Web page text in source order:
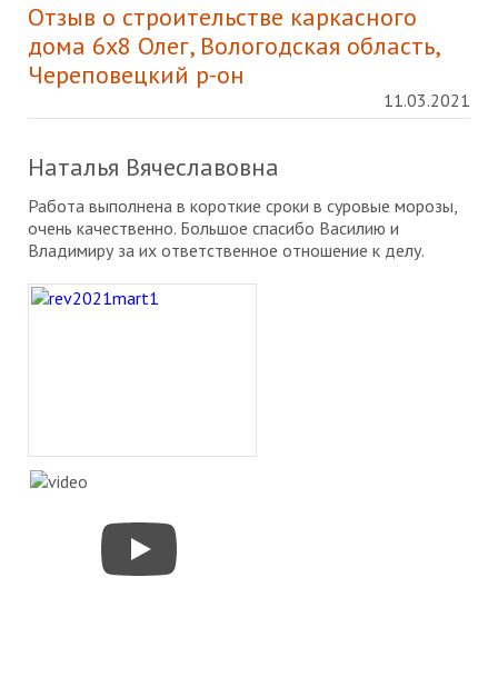
Отзыв о строительстве каркасного
дома 6х8 Олег, Вологодская область,
Череповецкий р-он
11.03.2021
Наталья Вячеславовна
Работа выполнена в короткие сроки в суровые морозы,
очень качественно. Большое спасибо Василию и
Владимиру за их ответственное отношение к делу.